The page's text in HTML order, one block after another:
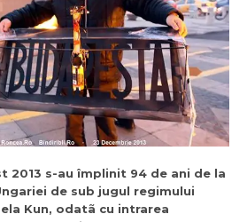
2013 s-au împlinit 94 de ani de la
de sub jugul regimului
Kun, odatã cu intrarea